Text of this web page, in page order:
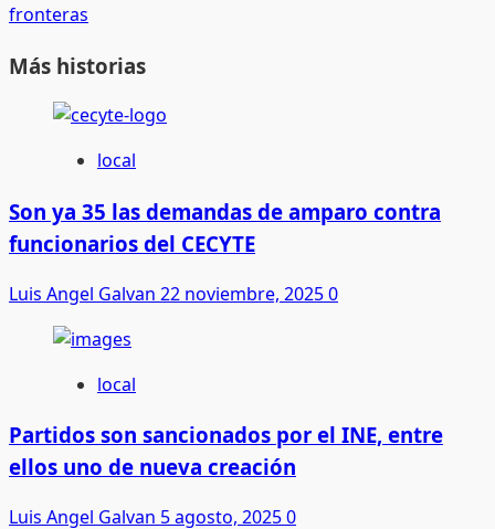
fronteras
Más historias
local
Son ya 35 las demandas de amparo contra
funcionarios del CECYTE
Luis Angel Galvan 22 noviembre, 20250
local
Partidos son sancionados por el INE, entre
ellos uno de nueva creación
Luis Angel Galvan 5 agosto, 20250